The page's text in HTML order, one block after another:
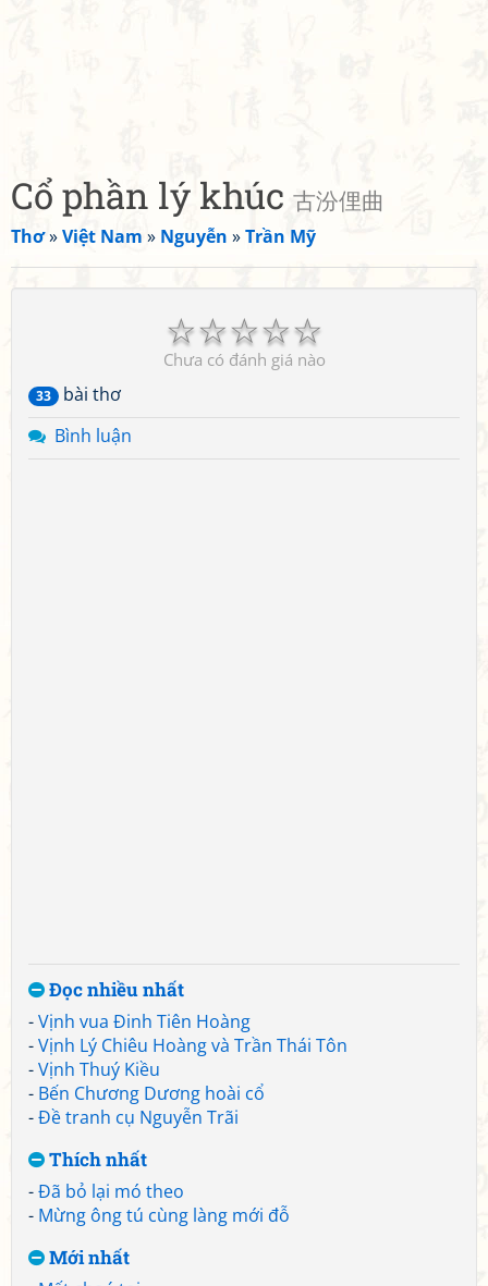
Cổ phần lý khúc 古汾俚曲
Thơ»Việt Nam » Nguyễn »Trần Mỹ
☆
☆
☆
☆
☆
Chưa có đánh giá nào
33
bài thơ
Bình luận
Đọc nhiều nhất
-Vịnh vua Đinh Tiên Hoàng
-Vịnh Lý Chiêu Hoàng và Trần Thái Tôn
-Vịnh Thuý Kiều
- Bến Chương Dương hoài cổ
-Đề tranh cụ Nguyễn Trãi
Thích nhất
-Đã bỏ lại mó theo
- Mừng ông tú cùng làng mới đỗ
Mới nhất